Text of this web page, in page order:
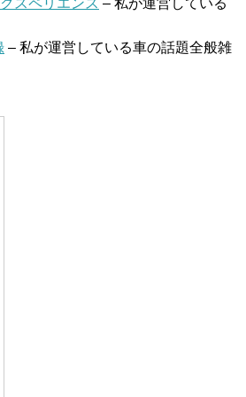
– 私が運営している車の話題全般雑